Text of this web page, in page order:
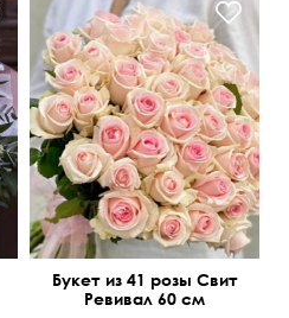
Нежные розочки
Букет из 41 розы Свит
Ревивал 60 см